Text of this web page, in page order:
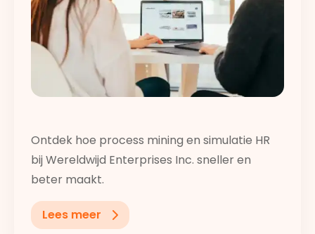
Ontdek hoe process mining en simulatie HR
bij Wereldwijd Enterprises Inc. sneller en
beter maakt.
Lees meer